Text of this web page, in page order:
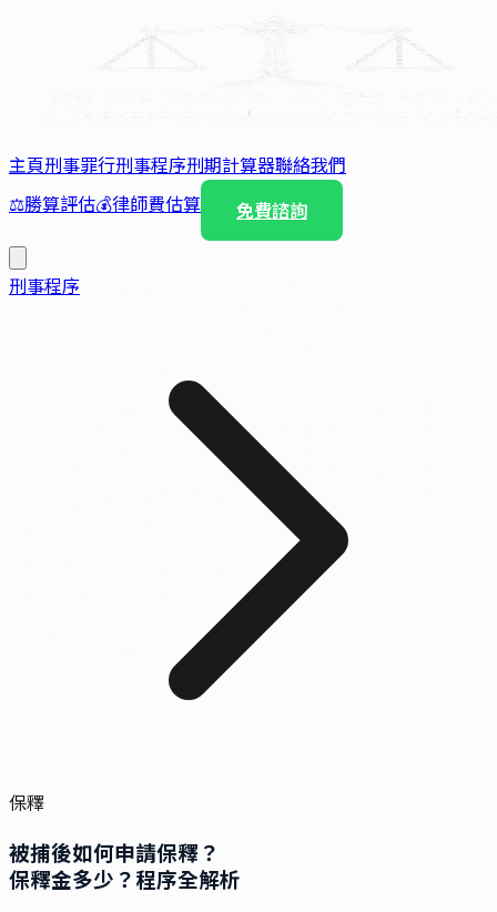
主頁刑事罪行刑事程序刑期計算器聯絡我們
⚖️勝算評估💰律師費估算 免費諮詢
刑事程序
保釋
被捕後如何申請保釋？
保釋金多少？程序全解析